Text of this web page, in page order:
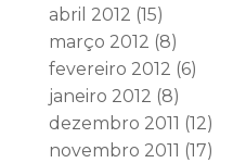
abril 2012 (15)
março 2012 (8)
fevereiro 2012 (6)
janeiro 2012 (8)
dezembro 2011 (12)
novembro 2011 (17)